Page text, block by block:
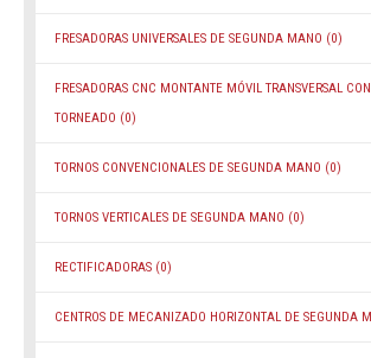
FRESADORAS UNIVERSALES DE SEGUNDA MANO (0)
FRESADORAS CNC MONTANTE MÓVIL TRANSVERSAL
TORNEADO (0)
TORNOS CONVENCIONALES DE SEGUNDA MANO (0)
TORNOS VERTICALES DE SEGUNDA MANO (0)
RECTIFICADORAS (0)
CENTROS DE MECANIZADO HORIZONTAL DE SEGUNDA